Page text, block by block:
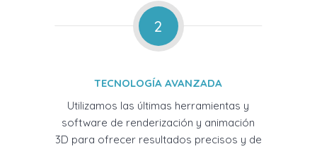
2
TECNOLOGÍA AVANZADA
Utilizamos las últimas herramientas y
software de renderización y animación
3D para ofrecer resultados precisos y de